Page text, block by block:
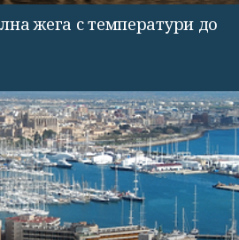
жега с температури до